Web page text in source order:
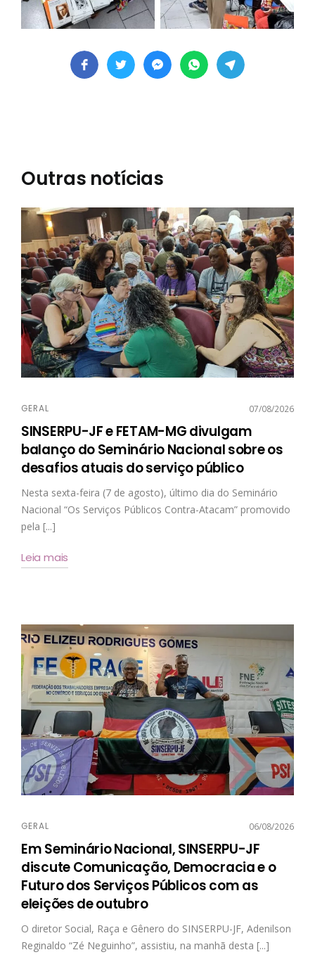
Outras notícias
GERAL 07/08/2026
SINSERPU-JF e FETAM-MG divulgam
balanço do Seminário Nacional sobre os
desafios atuais do serviço público
Nesta sexta-feira (7 de agosto), último dia do Seminário
Nacional “Os Serviços Públicos Contra-Atacam” promovido
pela [...]
Leia mais
GERAL 06/08/2026
Em Seminário Nacional, SINSERPU-JF
discute Comunicação, Democracia e o
Futuro dos Serviços Públicos com as
eleições de outubro
O diretor Social, Raça e Gênero do SINSERPU-JF, Adenilson
Reginaldo “Zé Neguinho”, assistiu, na manhã desta [...]